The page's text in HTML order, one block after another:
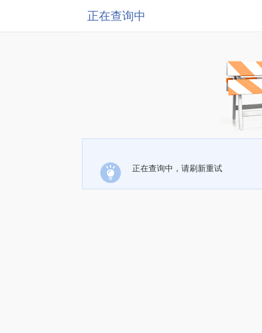
正在查询中
正在查询中，请刷新重试